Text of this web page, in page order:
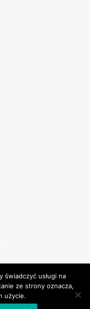
świadczyć usługi na
ze strony oznacza,
użycie.